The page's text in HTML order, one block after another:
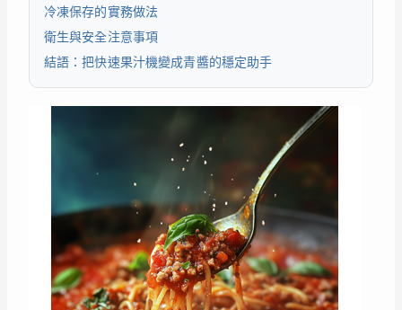
冷凍保存的實務做法
衛生與安全注意事項
結語：把快速果汁機變成青醬的穩定助手